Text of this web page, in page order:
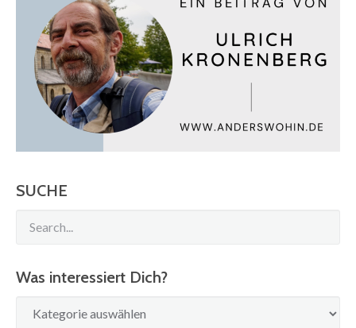
SUCHE
Was interessiert Dich?
interessiert